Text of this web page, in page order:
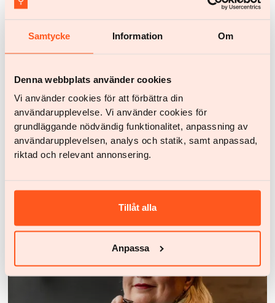
Samtycke Information Om
Denna webbplats använder cookies
Vi använder cookies för att förbättra din
användarupplevelse. Vi använder cookies för
grundläggande nödvändig funktionalitet, anpassning av
användarupplevelsen, analys och statik, samt anpassad,
riktad och relevant annonsering.
Tillåt alla
Anpassa
Starte noch deine Reise zu einem
gesunden Gewicht mit Yazen
Alles, was du tun musst, ist ein Konto zu erstellen und einige Fragen
Jetzt loslegen
Jetzt loslegen
Mehr Artikel